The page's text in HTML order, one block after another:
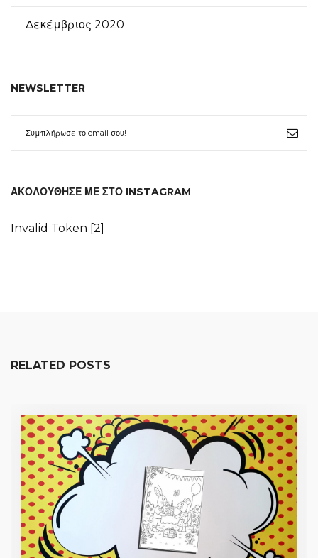
Δεκέμβριος 2020
NEWSLETTER
ΑΚΟΛΟΎΘΗΣΕ ΜΕ ΣΤΟ INSTAGRAM
Invalid Token [2]
RELATED POSTS